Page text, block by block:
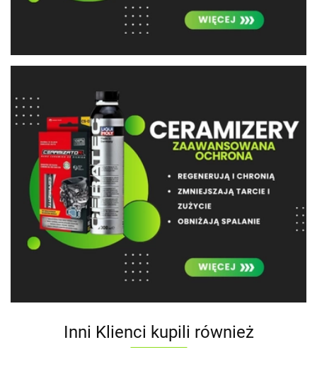
Inni Klienci kupili również